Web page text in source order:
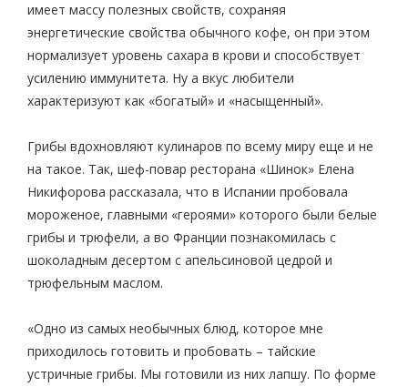
имеет массу полезных свойств, сохраняя
энергетические свойства обычного кофе, он при этом
нормализует уровень сахара в крови и способствует
усилению иммунитета. Ну а вкус любители
характеризуют как «богатый» и «насыщенный».
Грибы вдохновляют кулинаров по всему миру еще и не
на такое. Так, шеф-повар ресторана «Шинок» Елена
Никифорова рассказала, что в Испании пробовала
мороженое, главными «героями» которого были белые
грибы и трюфели, а во Франции познакомилась с
шоколадным десертом с апельсиновой цедрой и
трюфельным маслом.
«Одно из самых необычных блюд, которое мне
приходилось готовить и пробовать – тайские
устричные грибы. Мы готовили из них лапшу. По форме